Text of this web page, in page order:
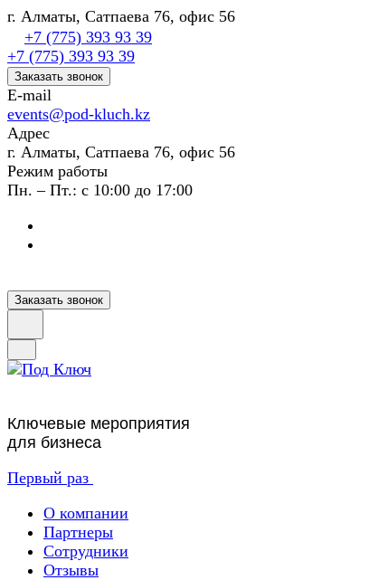
г. Алматы, Сатпаева 76, офис 56
+7 (775) 393 93 39
+7 (775) 393 93 39
Заказать звонок
E-mail
events@pod-kluch.kz
Адрес
г. Алматы, Сатпаева 76, офис 56
Режим работы
Пн. – Пт.: с 10:00 до 17:00
Заказать звонок
Ключевые мероприятия
для бизнеса
Первый раз
О компании
Партнеры
Сотрудники
Отзывы